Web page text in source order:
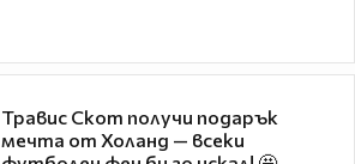
Травис Скот получи подарък
мечта от Холанд — всеки